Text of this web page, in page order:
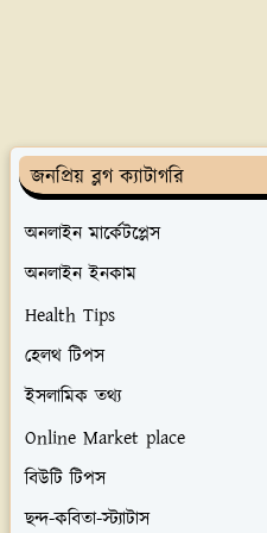
জনপ্রিয় ব্লগ ক্যাটাগরি
অনলাইন মার্কেটপ্লেস
অনলাইন ইনকাম
Health Tips
হেলথ টিপস
ইসলামিক তথ্য
Online Market place
বিউটি টিপস
ছন্দ-কবিতা-স্ট্যাটাস